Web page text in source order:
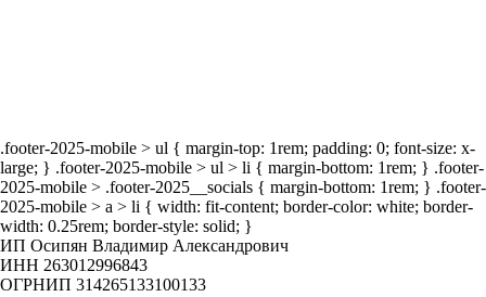
.footer-2025-mobile > ul { margin-top: 1rem; padding: 0; font-size: x-
large; } .footer-2025-mobile > ul > li { margin-bottom: 1rem; } .footer-
2025-mobile > .footer-2025__socials { margin-bottom: 1rem; } .footer-
2025-mobile > a > li { width: fit-content; border-color: white; border-
width: 0.25rem; border-style: solid; }
ИП Осипян Владимир Александрович
ИНН 263012996843
ОГРНИП 314265133100133